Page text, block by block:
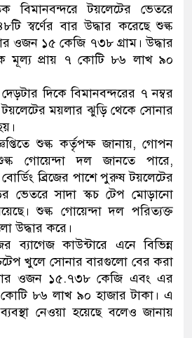
মিরপুর মডেল থানার
মাদক কারবারি গ্রেফতার
২৮ লাখ টাকার জাল নোটসহ
থানা পুলিশ
যেকোনো সময় বেনজীরের
নেতৃত্ব ও গণতন্ত্রের মূর্তমান
বিমানবন্দরে টয়লেটের ভেতরে
স্বর্ণের বার উদ্ধার করেছে শুল্ক
ওজন ১৫ কেজি ৭৩৮ গ্রাম। উদ্ধার
মূল্য প্রায় ৭ কোটি ৮৬ লাখ ৯০
দিকে বিমানবন্দরের ৭ নম্বর
টয়লেটের ময়লার ঝুড়ি থেকে সোনার
শুল্ক কর্তৃপক্ষ জানায়, গোপন
গোয়েন্দা দল জানতে পারে,
ব্রিজের পাশে পুরুষ টয়লেটের
ভেতরে সাদা স্কচ টেপ মোড়ানো
শুল্ক গোয়েন্দা দল পরিত্যক্ত
উদ্ধার করে।
ব্যাগেজ কাউন্টারে এনে বিভিন্ন
খুলে সোনার বারগুলো বের করা
ওজন ১৫.৭৩৮ কেজি এবং এর
৮৬ লাখ ৯০ হাজার টাকা। এ
নেওয়া হয়েছে বলেও জানায়